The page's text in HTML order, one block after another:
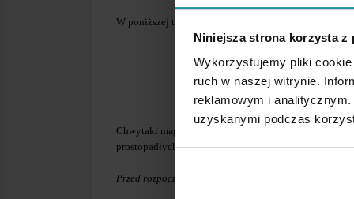
Niniejsza strona korzysta z
Wykorzystujemy pliki
ruch w naszej witrynie.
reklamowym i
uzyskanymi podczas
W poniższej tabeli podano optymalną grubość stali
Chwytaki magnetyczne Serii FX-VV HOT dzięki
prostopadłych ściankach, co pokazano na zdjęciu.
Przed rozpoczęciem pracy należy uwzględnić